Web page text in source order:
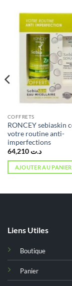
COFFRETS
RONCEY sebiaskin
votre routine anti-
imperfections
د.ت 64,210
AJOUTER AU PANIER
Liens Utiles
Boutique
Panier